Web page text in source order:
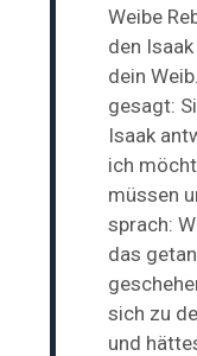
Weibe
den
dein
gesagt:
Isaak
ich
müssen
sprach:
das
sich zu
und